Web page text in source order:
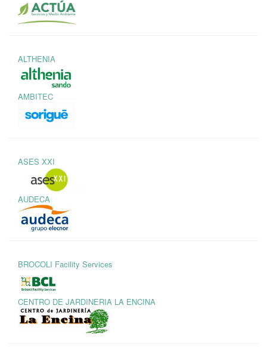
ALTHENIA
AMBITEC
ASES XXI
AUDECA
BROCOLI Facility Services
CENTRO DE JARDINERIA LA ENCINA